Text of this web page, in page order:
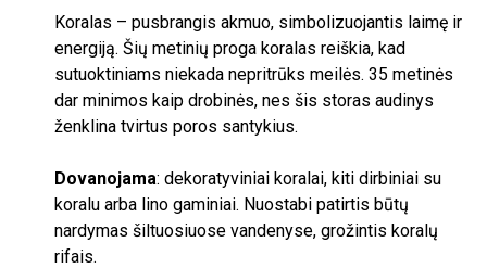
Koralas – pusbrangis akmuo, simbolizuojantis laimę ir
energiją. Šių metinių proga koralas reiškia, kad
sutuoktiniams niekada nepritrūks meilės. 35 metinės
dar minimos kaip drobinės, nes šis storas audinys
ženklina tvirtus poros santykius.
Dovanojama: dekoratyviniai koralai, kiti dirbiniai su
koralu arba lino gaminiai. Nuostabi patirtis būtų
nardymas šiltuosiuose vandenyse, grožintis koralų
rifais.